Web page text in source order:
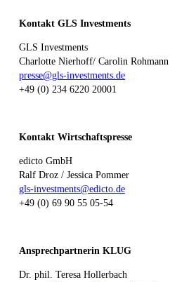
Kontakt GLS Investments
GLS Investments
Charlotte Nierhoff/ Carolin Rohmann
presse@gls-investments.de
+49 (0) 234 6220 20001
Kontakt Wirtschaftspresse
edicto GmbH
Ralf Droz / Jessica Pommer
gls-investments@edicto.de
+49 (0) 69 90 55 05-54
Ansprechpartnerin KLUG
Dr. phil. Teresa Hollerbach